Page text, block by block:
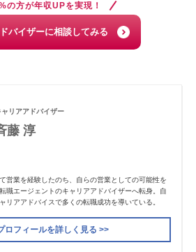
の方が年収UPを実現！
バイザーに相談してみる
ャリアアドバイザー
藤 淳
営業を経験したのち、自らの営業としての可能性を
職エージェントのキャリアアドバイザーへ転身。自
リアアドバイスで多くの転職成功を導いている。
ロフィールを詳しく見る >>